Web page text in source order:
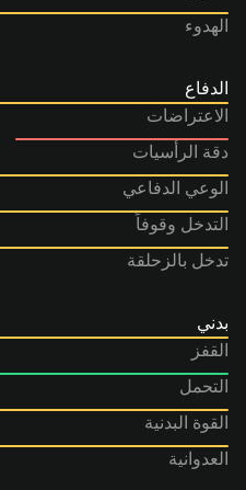
الهدوء
الدفاع
الاعتراضات
دقة الرأسيات
الوعي الدفاعي
التدخل وقوفاً
تدخل بالزحلقة
بدني
القفز
التحمل
القوة البدنية
العدوانية